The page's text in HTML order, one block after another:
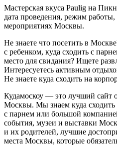
Мастерская вкуса Paulig на
дата проведения, режим
мероприятиях Москвы.
Не знаете что посетить в
с ребенком, куда сходить с
место для свидания? Ищете
Интересуетесь активным
Не знаете куда сходить на
Кудамоскоу — это лучший сайт
Москвы. Мы знаем куда
с парнем или большой
события, музеи и выставки
и их родителей, лучшие
места Москвы, которые